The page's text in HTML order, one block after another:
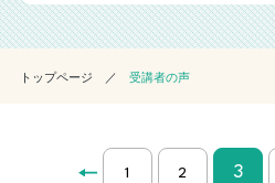
トップページ 受講者の声
1 2 3